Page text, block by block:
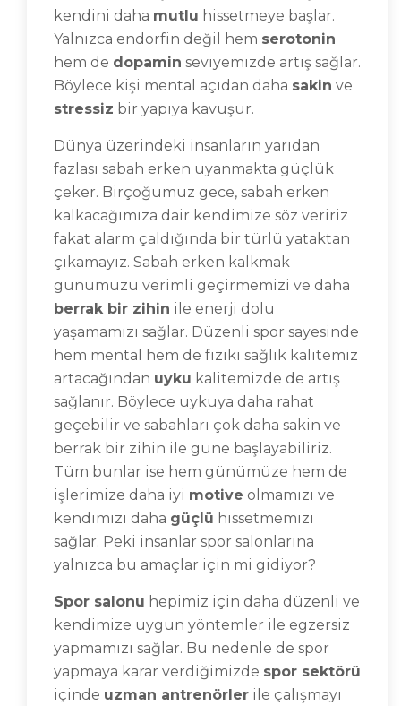
kendini daha mutlu hissetmeye başlar.
Yalnızca endorfin değil hem serotonin
hem de dopamin seviyemizde artış sağlar.
Böylece kişi mental açıdan daha sakin ve
stressiz bir yapıya kavuşur.
Dünya üzerindeki insanların yarıdan
fazlası sabah erken uyanmakta güçlük
çeker. Birçoğumuz gece, sabah erken
kalkacağımıza dair kendimize söz veririz
fakat alarm çaldığında bir türlü yataktan
çıkamayız. Sabah erken kalkmak
günümüzü verimli geçirmemizi ve daha
berrak bir zihin ile enerji dolu
yaşamamızı sağlar. Düzenli spor sayesinde
hem mental hem de fiziki sağlık kalitemiz
artacağından uyku kalitemizde de artış
sağlanır. Böylece uykuya daha rahat
geçebilir ve sabahları çok daha sakin ve
berrak bir zihin ile güne başlayabiliriz.
Tüm bunlar ise hem günümüze hem de
işlerimize daha iyi motive olmamızı ve
kendimizi daha güçlü hissetmemizi
sağlar. Peki insanlar spor salonlarına
yalnızca bu amaçlar için mi gidiyor?
Spor salonu hepimiz için daha düzenli ve
kendimize uygun yöntemler ile egzersiz
yapmamızı sağlar. Bu nedenle de spor
yapmaya karar verdiğimizde spor sektörü
içinde uzman antrenörler ile çalışmayı